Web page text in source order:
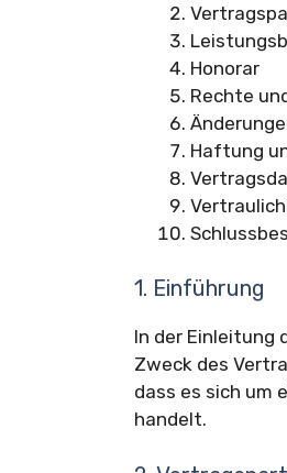
Honorar
Rechte
Haftung
1. Einführung
In der Einleitung
Zweck des
dass es sich um
handelt.